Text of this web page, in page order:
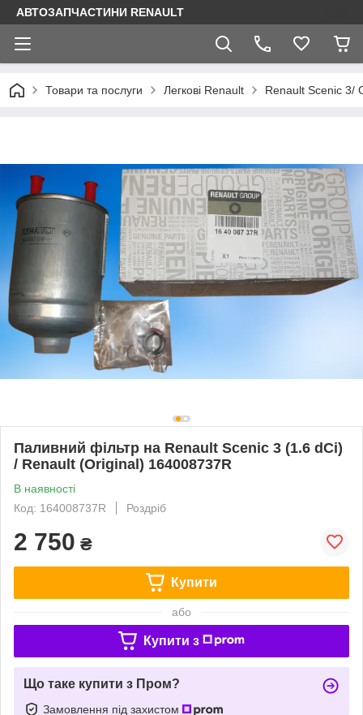
АВТОЗАПЧАСТИНИ RENAULT
Товари та послуги Легкові Renault Renault Scenic 3/
Паливний фільтр на Renault Scenic 3 (1.6 dCi)
/ Renault (Original) 164008737R
В наявності
Код: 164008737R
Роздріб
2 750 ₴
Купити
або
Купити з
Що таке купити з Пром?
Замовлення під захистом